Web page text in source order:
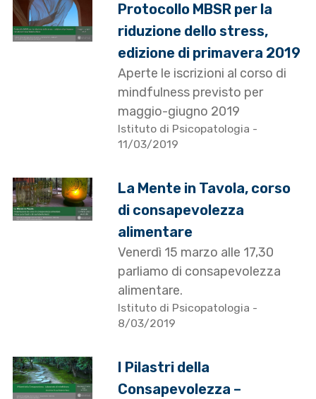
Protocollo MBSR per la
riduzione dello stress,
edizione di primavera 2019
Aperte le iscrizioni al corso di
mindfulness previsto per
maggio-giugno 2019
Istituto di Psicopatologia -
11/03/2019
La Mente in Tavola, corso
di consapevolezza
alimentare
Venerdì 15 marzo alle 17,30
parliamo di consapevolezza
alimentare.
Istituto di Psicopatologia -
8/03/2019
I Pilastri della
Consapevolezza –